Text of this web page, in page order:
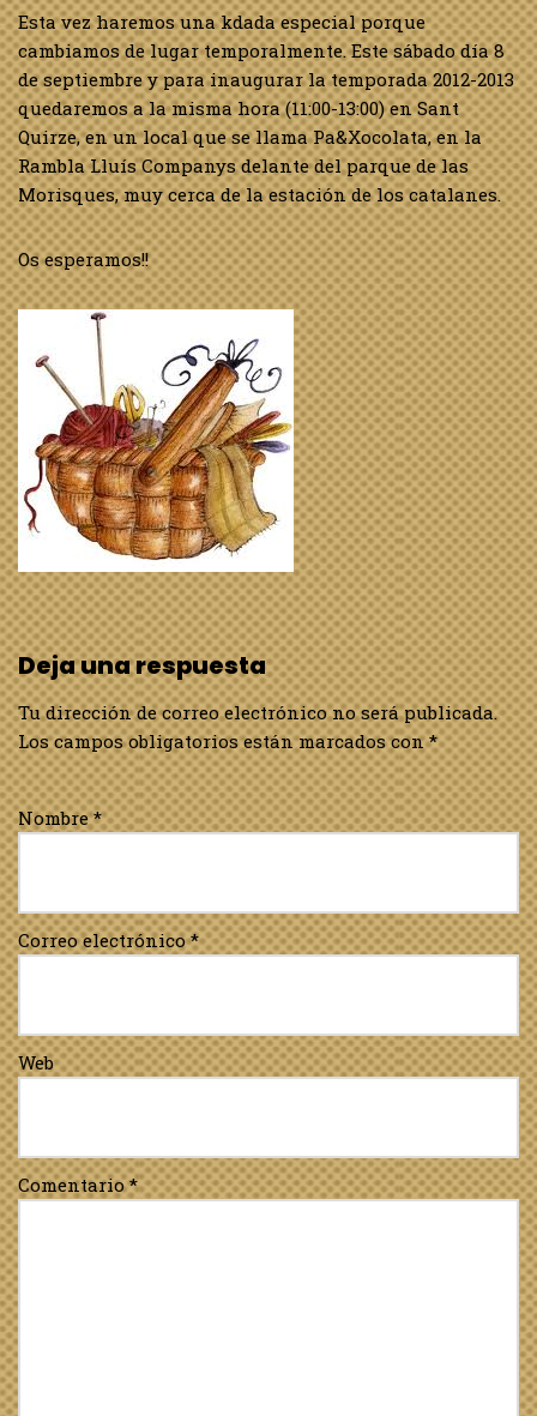
Esta vez haremos una kdada especial porque
cambiamos de lugar temporalmente. Este sábado día 8
de septiembre y para inaugurar la temporada 2012-2013
quedaremos a la misma hora (11:00-13:00) en Sant
Quirze, en un local que se llama Pa&Xocolata, en la
Rambla Lluís Companys delante del parque de las
Morisques, muy cerca de la estación de los catalanes.
Os esperamos!!
Deja una respuesta
Tu dirección de correo electrónico no será publicada.
Los campos obligatorios están marcados con*
Nombre*
Correo electrónico*
Web
Comentario*